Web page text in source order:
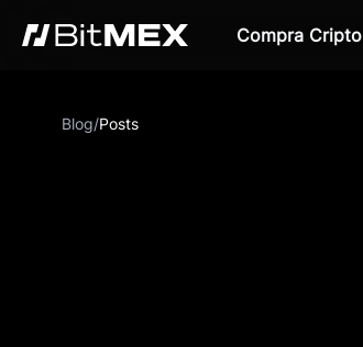
Compra Cripto
Blog/Posts